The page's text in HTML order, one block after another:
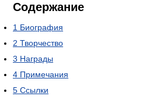
Содержание
1 Биография
2 Творчество
3 Награды
4 Примечания
5 Ссылки